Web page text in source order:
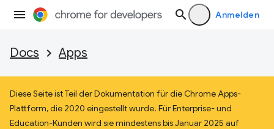
Anmelden
Docs Apps
Diese Seite ist Teil der Dokumentation für die Chrome Apps-
Plattform, die 2020 eingestellt wurde. Für Enterprise- und
Education-Kunden wird sie mindestens bis Januar 2025 auf